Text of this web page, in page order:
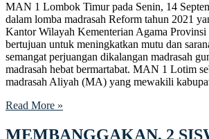
MAN 1 Lombok Timur pada Senin, 14
dalam lomba madrasah Reform tahun 2021
Kantor Wilayah Kementerian Agama
bertujuan untuk meningkatkan mutu dan
semangat perjuangan dikalangan madrasah
madrasah hebat bermartabat. MAN 1 Lotim
madrasah Aliyah (MA) yang mewakili
Read More »
MEMBANGGAKAN, 2